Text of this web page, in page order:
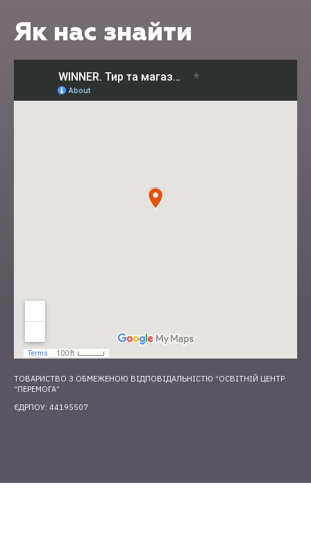
Як нас знайти
ТОВАРИСТВО З ОБМЕЖЕНОЮ ВІДПОВІДАЛЬНІСТЮ “ОСВІТНІЙ ЦЕНТР
“ПЕРЕМОГА”
ЄДРПОУ: 44195507